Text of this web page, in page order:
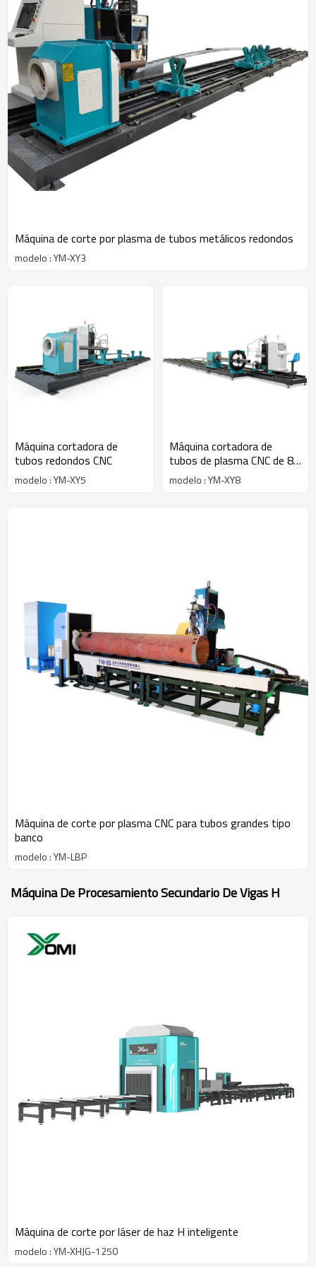
Máquina de corte por plasma de tubos metálicos redondos
modelo : YM-XY3
Máquina cortadora de
tubos redondos CNC
modelo : YM-XY5
Máquina cortadora de
tubos de plasma CNC de 8
ejes
modelo : YM-XY8
Máquina de corte por plasma CNC para tubos grandes tipo
banco
modelo : YM-LBP
Máquina De Procesamiento Secundario De Vigas H
Máquina de corte por láser de haz H inteligente
modelo : YM-XHJG-1250